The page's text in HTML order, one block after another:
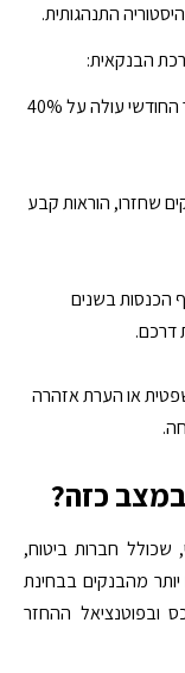
התנהגותית.
הבנקאית:
יחס החזר לא תקין: מצב שבו גובה ההחזר החודשי עולה על 40%
שחזרו, הוראות קבע
הכנסות בשנים
דרכם.
או הערת אזהרה
במצב כזה?
שכולל חברות ביטוח,
יותר מהבנקים בבחינת
ובפוטנציאל ההחזר